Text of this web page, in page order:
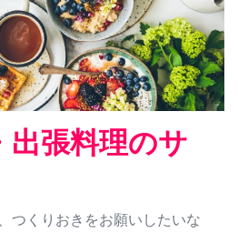
出張料理のサ
つくりおきをお願いしたいな